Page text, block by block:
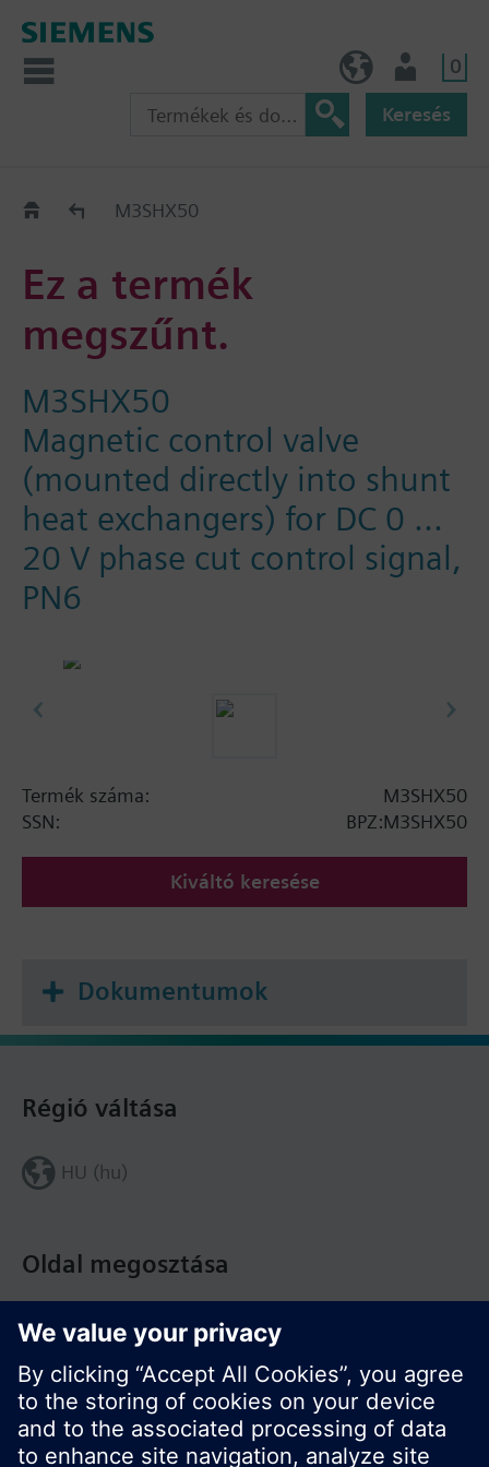
0
Keresés
Régi-Új Kiváltási segédlet
M3SHX50
Ez a termék
megszűnt.
M3SHX50
Magnetic control valve
(mounted directly into shunt
heat exchangers) for DC 0 ...
20 V phase cut control signal,
PN6
Termék száma:
M3SHX50
SSN:
BPZ:M3SHX50
Kiváltó keresése
Dokumentumok
Oldal megosztása
Régió váltása
HU (hu)